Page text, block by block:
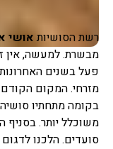
רשת הסושיותאושי
מבשרת. למעשה, אין
פעל בשנים האחרונות
מזרחי. המקום
בקומה מתחתיו
סועדים. הלכנו